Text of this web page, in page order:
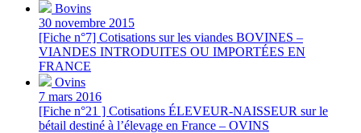
Bovins
30 novembre 2015
[Fiche n°7] Cotisations sur les viandes BOVINES –
VIANDES INTRODUITES OU IMPORTÉES EN
FRANCE
Ovins
7 mars 2016
[Fiche n°21 ] Cotisations ÉLEVEUR-NAISSEUR sur le
bétail destiné à l’élevage en France – OVINS